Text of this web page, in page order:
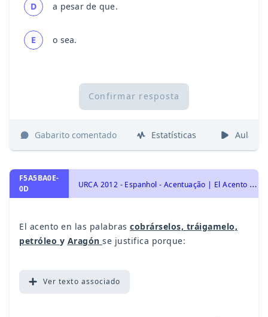
D a pesar de que.
E o sea.
Confirmar resposta
Gabarito comentado Estatísticas Aulas
F5A5BA0E-
0D
U
RCA 2012 - Espanhol - Acentuação | El Acento y la Tilde
El acento en las palabras cobrárselos, tráigamelo,
petróleo y Aragón se justifica porque:
Ver texto associado